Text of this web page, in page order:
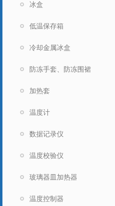
冰盒
低温保存箱
冷却金属冰盒
防冻手套、防冻围裙
加热套
温度计
数据记录仪
温度校验仪
玻璃器皿加热器
温度控制器